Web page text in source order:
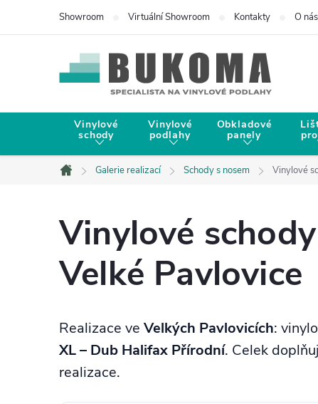
Showroom Virtuální Showroom Kontakty O nás
Vinylové
schody
Vinylové
podlahy
Obkladové
panely
Domů
Galerie realizací Schody s nosem Vinylové
Vinylové
Velké Pavlovice
Realizace ve Velkých Pavlovicích:
XL – Dub Halifax Přírodní. Celek
realizace.